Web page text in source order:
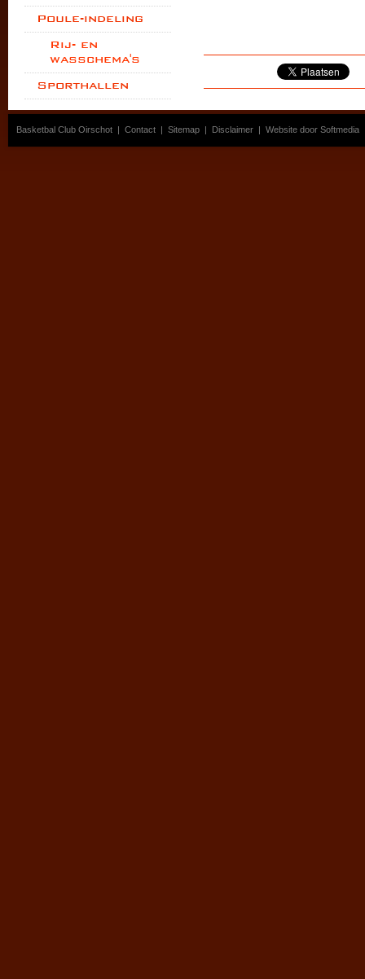
Poule-indeling
Rij- en
wasschema's
Sporthallen
Basketbal Club Oirschot | Contact | Sitemap | Disclaimer | Website door Softmedia